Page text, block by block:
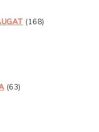
(168)
(63)